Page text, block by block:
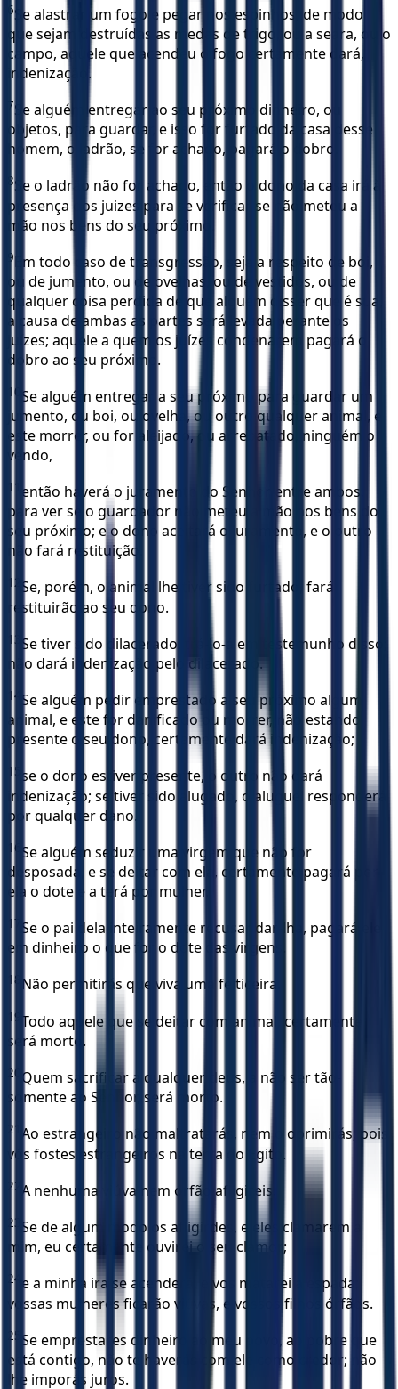
6Se alastrar um fogo e pegar nos espinhos, de modo
que sejam destruídas as medas de trigo, ou a seara, ou o
campo, aquele que acendeu o fogo certamente dará,
indenização.
7Se alguém entregar ao seu próximo dinheiro, ou
objetos, para guardar, e isso for furtado da casa desse
homem, o ladrão, se for achado, pagará o dobro.
8Se o ladrão não for achado, então o dono da casa irá à
presença dos juizes para se verificar se não meteu a
mão nos bens do seu próximo.
9
Em todo caso de transgressão, seja a respeito de boi,
ou de jumento, ou de ovelhas, ou de vestidos, ou de
qualquer coisa perdida de que alguém disser que é sua,
a causa de ambas as partes será levada perante os
juízes; aquele a quem os juízes condenarem pagará o
dobro ao seu próximo.
10 Se alguém entregar a seu próximo para guardar um
jumento, ou boi, ou ovelha, ou outro qualquer animal, e
este morrer, ou for aleijado, ou arrebatado, ninguém o
vendo,
11
então haverá o juramento do Senhor entre ambos,
para ver se o guardador não meteu a mão nos bens do
seu próximo; e o dono aceitará o juramento, e o outro
não fará restituição.
12 Se, porém, o animal lhe tiver sido furtado, fará
restituirão ao seu dono.
13 Se tiver sido dilacerado, trá-lo-á em testemunho disso;
não dará indenização pelo dilacerado.
14 Se alguém pedir emprestado a seu próximo algum
animal, e este for danificado ou morrer, não estando
presente o seu dono, certamente dará indenização;
15 se o dono estiver presente, o outro não dará
indenização; se tiver sido alugado, o aluguel responderá
por qualquer dano.
16 Se alguém seduzir uma virgem que não for
desposada, e se deitar com ela, certamente pagará por
ela o dote e a terá por mulher.
17 Se o pai dela inteiramente recusar dar-lha, pagará ele
em dinheiro o que for o dote das virgens.
18 Não permitirás que viva uma feiticeira.
19 Todo aquele que se deitar com animal, certamente
será morto.
20 Quem sacrificar a qualquer deus, a não ser tão-
somente ao Senhor, será morto.
21
Ao estrangeiro não maltratarás, nem o oprimirás; pois
vós fostes estrangeiros na terra do Egito.
22 A nenhuma viúva nem órfão afligireis.
23 Se de algum modo os afligirdes, e eles clamarem a
mim, eu certamente ouvirei o seu clamor;
24 e a minha ira se acenderá, e vos matarei à espada;
vossas mulheres ficarão viúvas, e vossos filhos órfãos.
25 Se emprestares dinheiro ao meu povo, ao pobre que
está contigo, não te haverás com ele como credor; não
lhe imporás juros.